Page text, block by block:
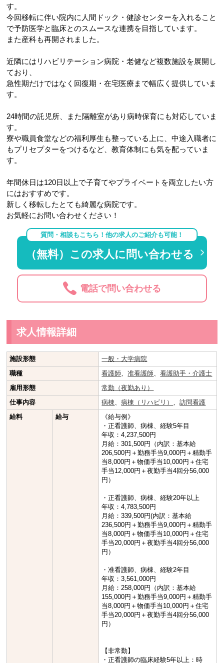
す。
今回移転に伴い院内に人間ドック・健診センターを入れること
で予防医学と臨床とのスムースな連携を目指しています。
また産科も再開されました。
近隣にはリハビリテーション病院・老健など複数施設を展開し
ており、
急性期だけではなく回復期・在宅医療まで幅広く提供していま
す。
24時間の託児所、また隔離室があり病時保育にも対応していま
す。
寮や職員食堂などの福利厚生も整っている上に、中途入職者に
もプリセプターをつけるなど、教育体制にも気を配っていま
す。
年間休日は120日以上で子育てやプライベートを両立したい方
にはおすすめです。
新しく移転したとても綺麗な病院です。
お気軽にお問い合わせください！
質問・相談もこちら！他の求人のご紹介も可能！
（無料）この求人に問い合わせる
電話で問い合わせる
求人情報詳細
施設形態
一般・大学病院
職種
看護師 、准看護師 、看護助手・介護士
雇用形態
常勤（夜勤あり）
仕事内容
病棟 、病棟（リハビリ） 、訪問看護
給料
給与
《給与例》
・正看護師、病棟、経験5年目
年収：4,237,500円
月給：301,500円（内訳：基本給
206,500円＋勤務手当9,000円＋精勤手
当8,000円＋物価手当10,000円＋住宅
手当12,000円＋夜勤手当4回分56,000
円）
・正看護師、病棟、経験20年以上
年収：4,783,500円
月給：339,500円(内訳：基本給
236,500円＋勤務手当9,000円＋精勤手
当8,000円＋物価手当10,000円＋住宅
手当20,000円＋夜勤手当4回分56,000
円）
・准看護師、病棟、経験2年目
年収：3,561,000円
月給：258,000円（内訳：基本給
155,000円＋勤務手当9,000円＋精勤手
当8,000円＋物価手当10,000円＋住宅
手当20,000円＋夜勤手当4回分56,000
円）
【非常勤】
・正看護師の臨床経験5年以上：時